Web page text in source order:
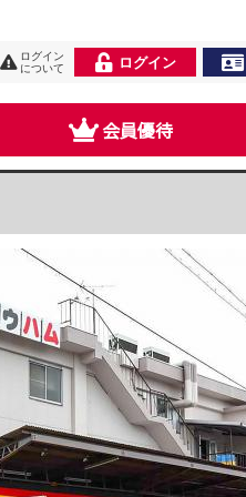
ログイン
について
ログイン
会員優待